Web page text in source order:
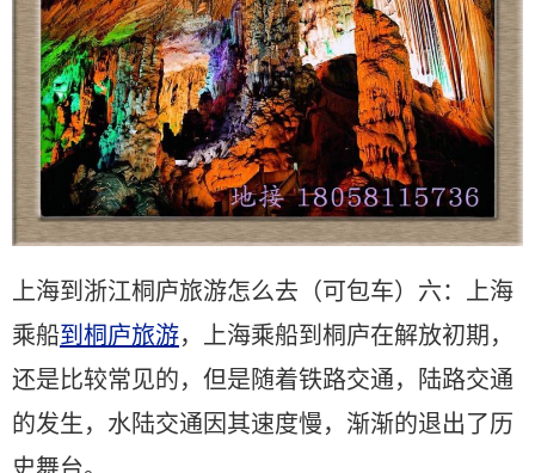
上海到浙江桐庐旅游怎么去（可包车）六：上海
乘船到桐庐旅游，上海乘船到桐庐在解放初期，
还是比较常见的，但是随着铁路交通，陆路交通
的发生，水陆交通因其速度慢，渐渐的退出了历